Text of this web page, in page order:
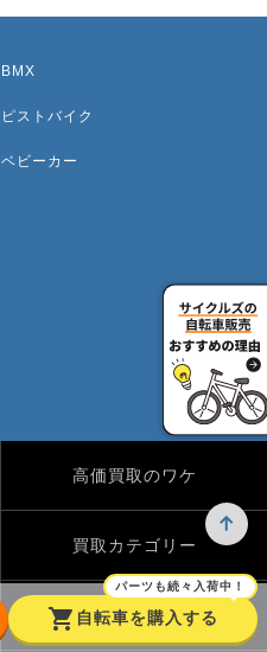
shopping_cart
パーツも続々入荷中！
自転車を購入する
BMX
ピストバイク
ベビーカー
高価買取のワケ
買取カテゴリー
自転車のコラム